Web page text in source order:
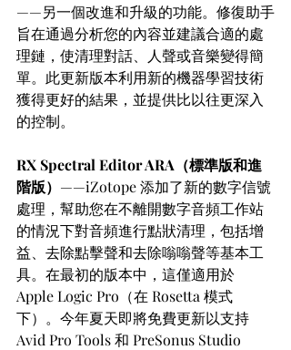
——另一個改進和升級的功能。修復助手
旨在通過分析您的內容並建議合適的處
理鏈，使清理對話、人聲或音樂變得簡
單。此更新版本利用新的機器學習技術
獲得更好的結果，並提供比以往更深入
的控制。
RX Spectral Editor ARA（標準版和進
階版） ——iZotope 添加了新的數字信號
處理，幫助您在不離開數字音頻工作站
的情況下對音頻進行點狀清理，包括增
益、去除點擊聲和去除嗡嗡聲等基本工
具。在最初的版本中，這僅適用於
Apple Logic Pro（在 Rosetta 模式
下）。今年夏天即將免費更新以支持
Avid Pro Tools 和 PreSonus Studio